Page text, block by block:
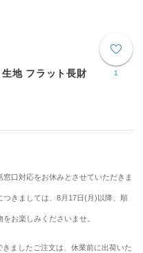
1
地 フラット長財
口対応をお休みとさせていただきま
つきましては、8月17日(月)以降、順
お楽しみくださいませ。
ましたご注文は、休業前に出荷いた